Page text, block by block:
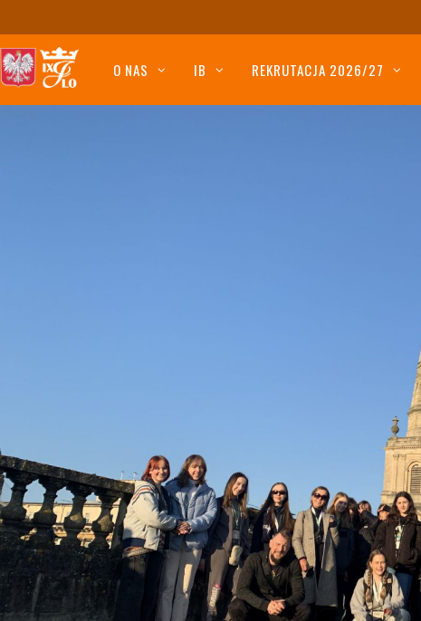
O NAS IB REKRUTACJA 2026/27